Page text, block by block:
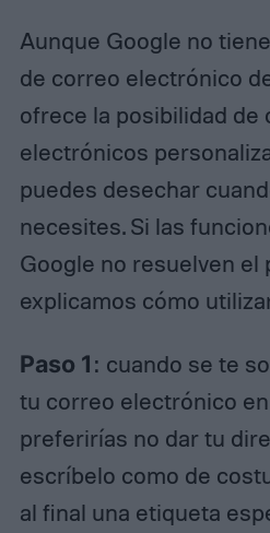
Aunque Google no
de correo electrónico
ofrece la posibilidad de
electrónicos
puedes desechar
necesites. Si las
Google no resuelven el
explicamos cómo
Paso 1: cuando se te
tu correo electrónico
preferirías no dar tu
escríbelo como de
al final una etiqueta